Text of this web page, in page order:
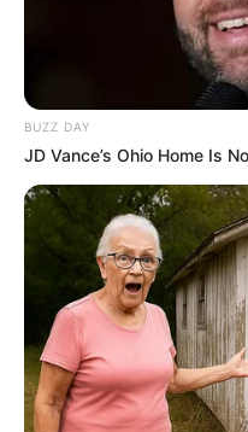
BUZZ DAY
JD Vance’s Ohio Home Is